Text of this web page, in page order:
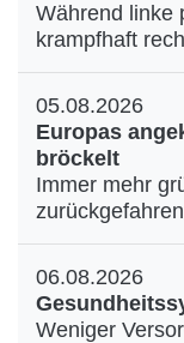
Während linke
krampfhaft
05.08.2026
Europas
bröckelt
Immer mehr
06.08.2026
Weniger